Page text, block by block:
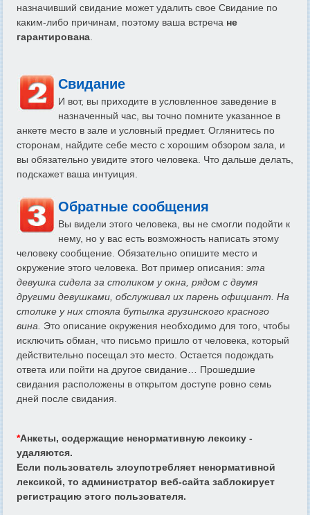
назначивший свидание может удалить свое Свидание по
каким-либо причинам, поэтому ваша встреча не
гарантирована.
Свидание
И вот, вы приходите в условленное заведение в
назначенный час, вы точно помните указанное в
анкете место в зале и условный предмет. Оглянитесь по
сторонам, найдите себе место с хорошим обзором зала, и
вы обязательно увидите этого человека. Что дальше делать,
подскажет ваша интуиция.
Обратные сообщения
Вы видели этого человека, вы не смогли подойти к
нему, но у вас есть возможность написать этому
человеку сообщение. Обязательно опишите место и
окружение этого человека. Вот пример описания: эта
девушка сидела за столиком у окна, рядом с двумя
другими девушками, обслуживал их парень официант. На
столике у них стояла бутылка грузинского красного
вина. Это описание окружения необходимо для того, чтобы
исключить обман, что письмо пришло от человека, который
действительно посещал это место. Остается подождать
ответа или пойти на другое свидание… Прошедшие
свидания расположены в открытом доступе ровно семь
дней после свидания.
*Анкеты, содержащие ненормативную лексику -
удаляются.
Если пользователь злоупотребляет ненормативной
лексикой, то администратор веб-сайта заблокирует
регистрацию этого пользователя.